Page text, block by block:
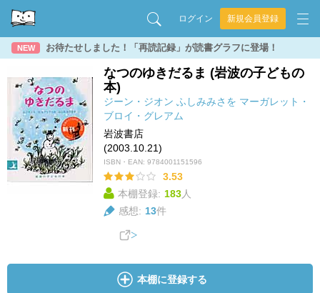
ログイン 新規会員登録
NEW お待たせしました！「再読記録」が読書グラフに登場！
なつのゆきだるま (岩波の子どもの
本)
ジーン・ジオン ふしみみさを マーガレット・
ブロイ・グレアム
岩波書店
(2003.10.21)
ISBN・EAN: 9784001151596
3.53
本棚登録: 183人
感想: 13件
本棚に登録する